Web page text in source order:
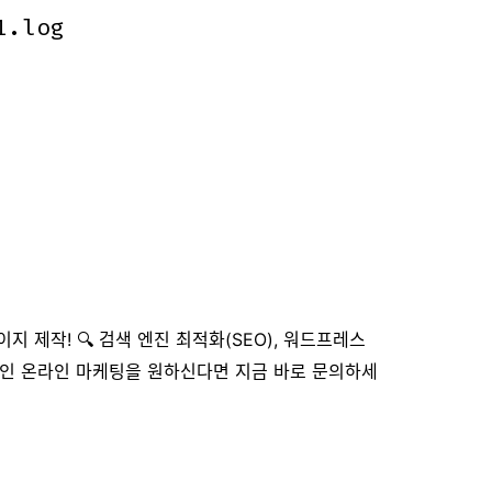
지 제작! 🔍 검색 엔진 최적화(SEO), 워드프레스
온라인 마케팅을 원하신다면 지금 바로 문의하세